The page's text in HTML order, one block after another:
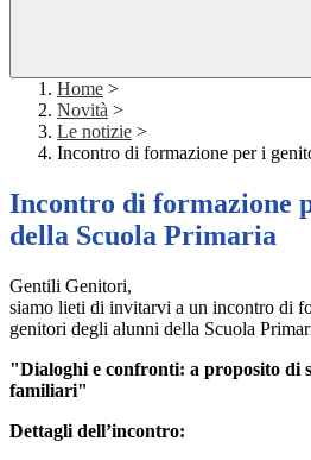
Home >
Novità >
Le notizie >
Incontro di formazione per i
Incontro di formazione
della Scuola Primaria
Gentili Genitori,
siamo lieti di invitarvi a un incontro di
genitori degli alunni della Scuola
"Dialoghi e confronti: a proposito di
familiari"
Dettagli dell’incontro: